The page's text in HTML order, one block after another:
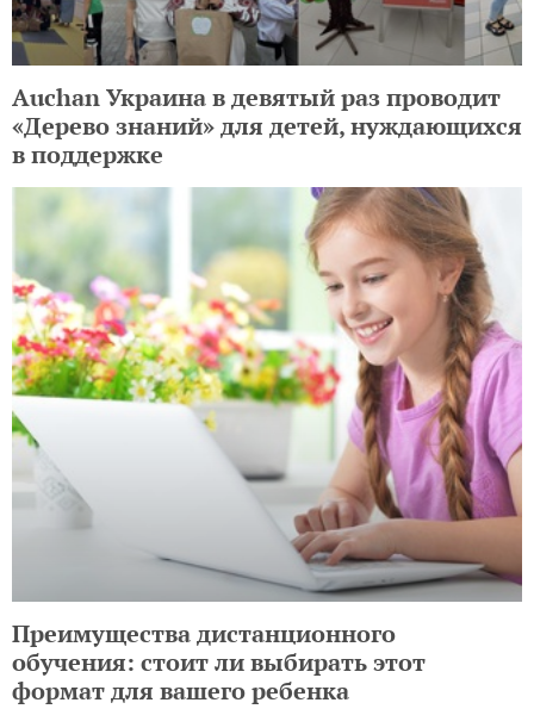
Auchan Украина в девятый раз проводит
«Дерево знаний» для детей, нуждающихся
в поддержке
Преимущества дистанционного
обучения: стоит ли выбирать этот
формат для вашего ребенка